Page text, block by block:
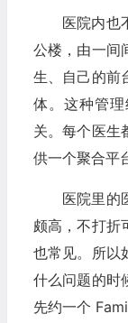
医院内也
公楼，由一间
生、自己的前
体。这种管
关。每个医生
供一个聚合平
医院里的
颇高，不打折
也常见。所以
什么问题的时
先约一个